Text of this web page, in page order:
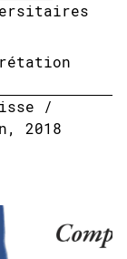
/
2018